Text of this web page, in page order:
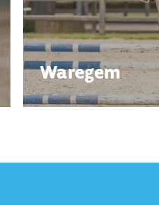
Waregem